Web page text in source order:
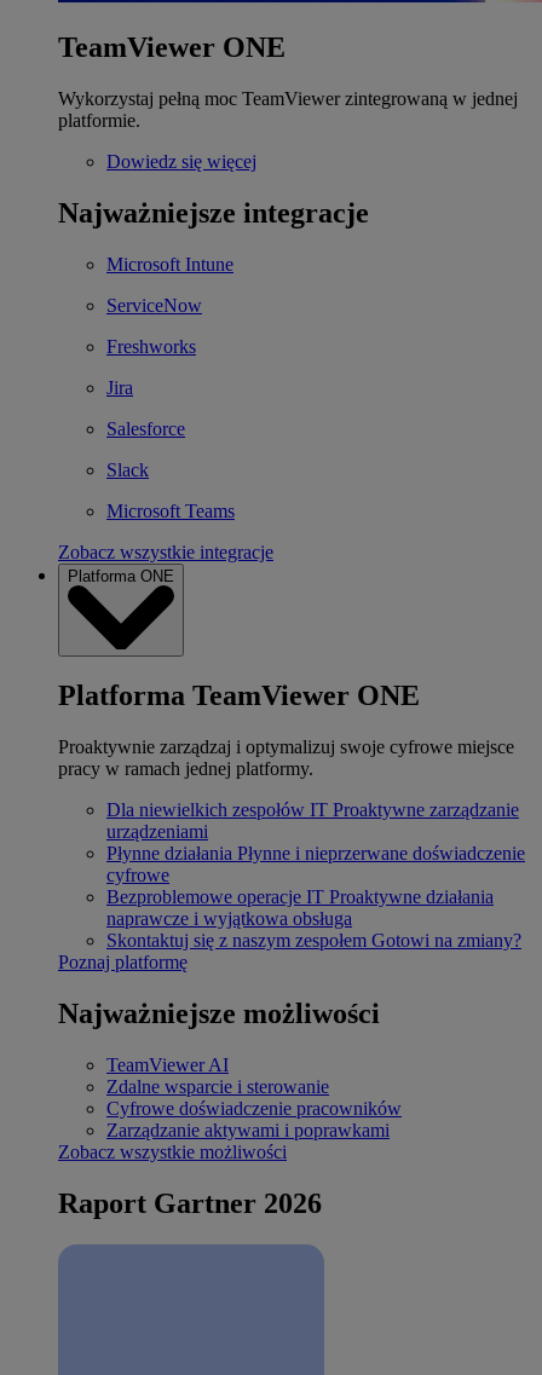
TeamViewer ONE
Wykorzystaj pełną moc TeamViewer zintegrowaną w jednej
platformie.
Dowiedz się więcej
Najważniejsze integracje
Microsoft Intune
ServiceNow
Freshworks
Jira
Salesforce
Slack
Microsoft Teams
Zobacz wszystkie integracje
Platforma ONE
Platforma TeamViewer ONE
Proaktywnie zarządzaj i optymalizuj swoje cyfrowe miejsce
pracy w ramach jednej platformy.
Dla niewielkich zespołów IT Proaktywne zarządzanie
urządzeniami
Płynne działania Płynne i nieprzerwane doświadczenie
cyfrowe
Bezproblemowe operacje IT Proaktywne działania
naprawcze i wyjątkowa obsługa
Skontaktuj się z naszym zespołem Gotowi na zmiany?
Poznaj platformę
Najważniejsze możliwości
TeamViewer AI
Zdalne wsparcie i sterowanie
Cyfrowe doświadczenie pracowników
Zarządzanie aktywami i poprawkami
Zobacz wszystkie możliwości
Raport Gartner 2026